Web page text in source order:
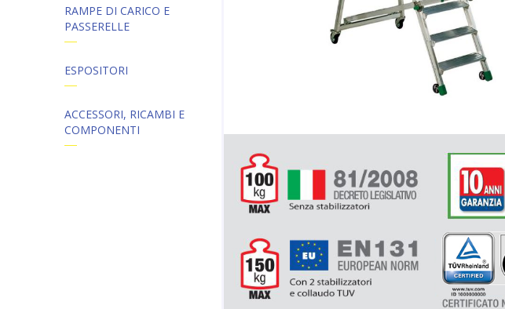
RAMPE DI CARICO E
PASSERELLE
ESPOSITORI
ACCESSORI, RICAMBI E
COMPONENTI